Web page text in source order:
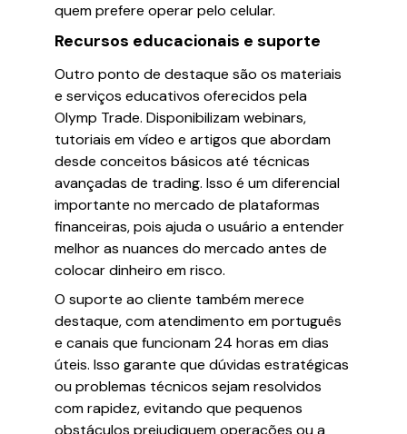
quem prefere operar pelo celular.
Recursos educacionais e suporte
Outro ponto de destaque são os materiais
e serviços educativos oferecidos pela
Olymp Trade. Disponibilizam webinars,
tutoriais em vídeo e artigos que abordam
desde conceitos básicos até técnicas
avançadas de trading. Isso é um diferencial
importante no mercado de plataformas
financeiras, pois ajuda o usuário a entender
melhor as nuances do mercado antes de
colocar dinheiro em risco.
O suporte ao cliente também merece
destaque, com atendimento em português
e canais que funcionam 24 horas em dias
úteis. Isso garante que dúvidas estratégicas
ou problemas técnicos sejam resolvidos
com rapidez, evitando que pequenos
obstáculos prejudiquem operações ou a